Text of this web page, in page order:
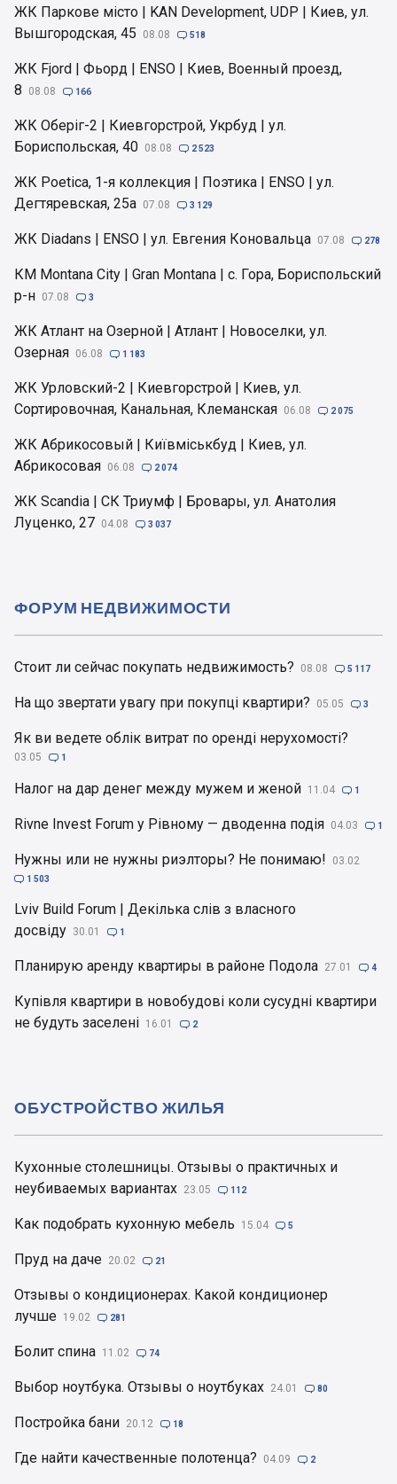
ЖК Паркове місто | KAN Development, UDP | Киев, ул.
Вышгородская, 45
08.08  518
ЖК Fjord | Фьорд | ENSO | Киев, Военный проезд,
8
08.08  166
ЖК Оберіг-2 | Киевгорстрой, Укрбуд | ул.
Бориспольская, 40 08.08  2 523
ЖК Poetica, 1-я коллекция | Поэтика | ENSO | ул.
Дегтяревская, 25а 07.08  3 129
ЖК Diadans | ENSO | ул. Евгения Коновальца 07.08  278
КМ Montana City | Gran Montana | с. Гора, Бориспольский
р-н 07.08  3
ЖК Атлант на Озерной | Атлант | Новоселки, ул.
Озерная 06.08  1 183
ЖК Урловский-2 | Киевгорстрой | Киев, ул.
Сортировочная, Канальная, Клеманская 06.08  2 075
ЖК Абрикосовый | Київміськбуд | Киев, ул.
Абрикосовая 06.08  2 074
ЖК Scandia | СК Триумф | Бровары, ул. Анатолия
Луценко, 27 04.08  3 037
Стоит ли сейчас покупать недвижимость? 08.08  5 117
На що звертати увагу при покупці квартири? 05.05  3
Як ви ведете облік витрат по оренді нерухомості?
03.05  1
Налог на дар денег между мужем и женой 11.04  1
Rivne Invest Forum у Рівному — дводенна подія 04.03  1
Нужны или не нужны риэлторы? Не понимаю! 03.02
 1 503
Lviv Build Forum | Декілька слів з власного
досвіду 30.01  1
Планирую аренду квартиры в районе Подола 27.01  4
Купівля квартири в новобудові коли сусудні квартири
не будуть заселені 16.01  2
ФОРУМ НЕДВИЖИМОСТИ
Кухонные столешницы. Отзывы о практичных и
неубиваемых вариантах 23.05  112
Как подобрать кухонную мебель 15.04  5
Пруд на даче 20.02  21
Отзывы о кондиционерах. Какой кондиционер
лучше 19.02  281
Болит спина 11.02  74
Выбор ноутбука. Отзывы о ноутбуках 24.01  80
Постройка бани 20.12  18
Где найти качественные полотенца? 04.09  2
ОБУСТРОЙСТВО ЖИЛЬЯ